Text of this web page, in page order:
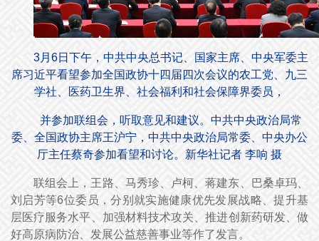
3月6日下午，中共中央总书记、国家主席、中央军委主
席习近平看望参加全国政协十四届四次会议的农工党、九三
学社、医药卫生界、社会福利和社会保障界委员，
并参加联组会，听取意见和建议。中共中央政治局常
委、全国政协主席王沪宁，中共中央政治局常委、中央办公
厅主任蔡奇参加看望和讨论。新华社记者 李响 摄
联组会上，王路、马秀珍、卢柯、蒋建东、巴桑卓玛、
刘启芳等6位委员，分别就实施健康优先发展战略、提升基
层医疗服务水平、加强材料技术攻关、推进创新药研发、做
好高原病防治、发展公益慈善事业等作了发言。